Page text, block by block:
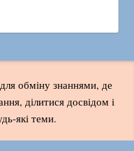
обміну знаннями, де
ділитися досвідом і
які теми.